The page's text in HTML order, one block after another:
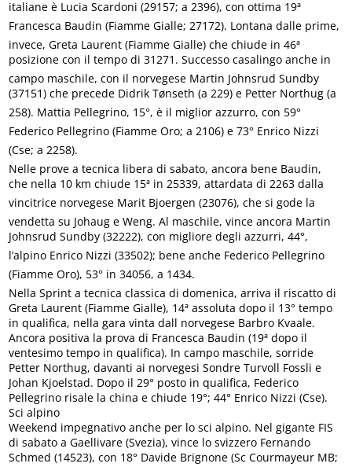
italiane è Lucia Scardoni (29157; a 2396), con ottima 19ª
Francesca Baudin (Fiamme Gialle; 27172). Lontana dalle prime,
invece, Greta Laurent (Fiamme Gialle) che chiude in 46ª
posizione con il tempo di 31271. Successo casalingo anche in
campo maschile, con il norvegese Martin Johnsrud Sundby
(37151) che precede Didrik Tønseth (a 229) e Petter Northug (a
258). Mattia Pellegrino, 15°, è il miglior azzurro, con 59°
Federico Pellegrino (Fiamme Oro; a 2106) e 73° Enrico Nizzi
(Cse; a 2258).
Nelle prove a tecnica libera di sabato, ancora bene Baudin,
che nella 10 km chiude 15ª in 25339, attardata di 2263 dalla
vincitrice norvegese Marit Bjoergen (23076), che si gode la
vendetta su Johaug e Weng. Al maschile, vince ancora Martin
Johnsrud Sundby (32222), con migliore degli azzurri, 44°,
l’alpino Enrico Nizzi (33502); bene anche Federico Pellegrino
(Fiamme Oro), 53° in 34056, a 1434.
Nella Sprint a tecnica classica di domenica, arriva il riscatto di
Greta Laurent (Fiamme Gialle), 14ª assoluta dopo il 13° tempo
in qualifica, nella gara vinta dall norvegese Barbro Kvaale.
Ancora positiva la prova di Francesca Baudin (19ª dopo il
ventesimo tempo in qualifica). In campo maschile, sorride
Petter Northug, davanti ai norvegesi Sondre Turvoll Fossli e
Johan Kjoelstad. Dopo il 29° posto in qualifica, Federico
Pellegrino risale la china e chiude 19°; 44° Enrico Nizzi (Cse).
Sci alpino
Weekend impegnativo anche per lo sci alpino. Nel gigante FIS
di sabato a Gaellivare (Svezia), vince lo svizzero Fernando
Schmed (14523), con 18° Davide Brignone (Sc Courmayeur MB;